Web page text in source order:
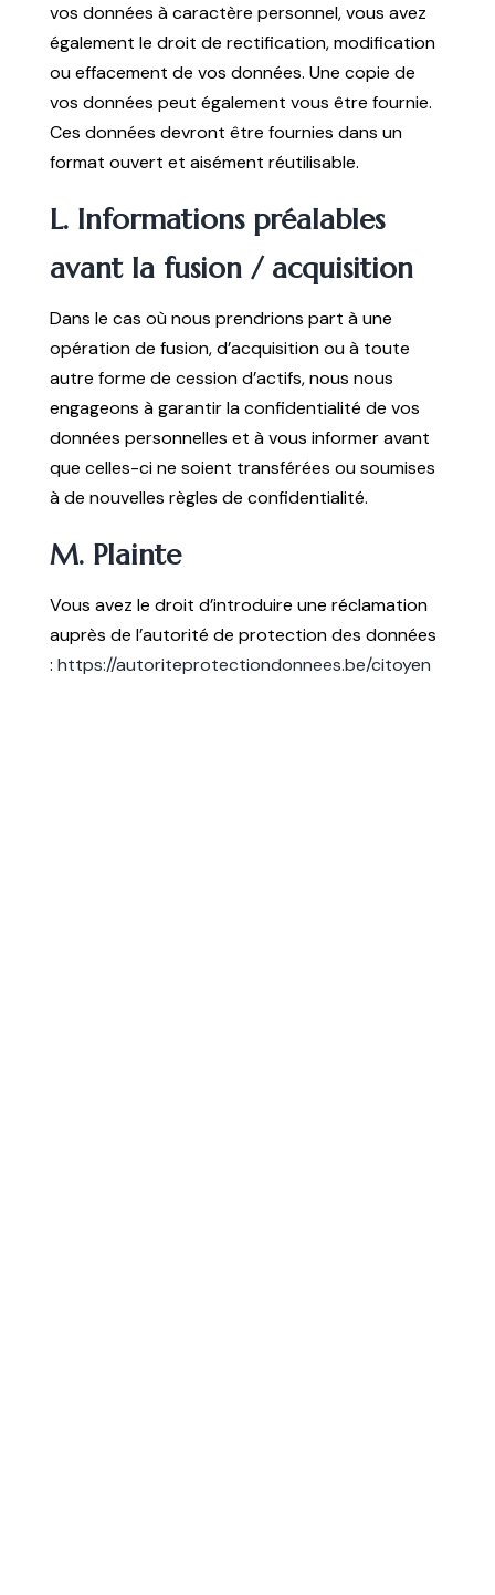
vos données à caractère personnel, vous avez
également le droit de rectification, modification
ou effacement de vos données. Une copie de
vos données peut également vous être fournie.
Ces données devront être fournies dans un
format ouvert et aisément réutilisable.
L. Informations préalables
avant la fusion / acquisition
Dans le cas où nous prendrions part à une
opération de fusion, d’acquisition ou à toute
autre forme de cession d’actifs, nous nous
engageons à garantir la confidentialité de vos
données personnelles et à vous informer avant
que celles-ci ne soient transférées ou soumises
à de nouvelles règles de confidentialité.
M. Plainte
Vous avez le droit d’introduire une réclamation
auprès de l’autorité de protection des données
: https://autoriteprotectiondonnees.be/citoyen